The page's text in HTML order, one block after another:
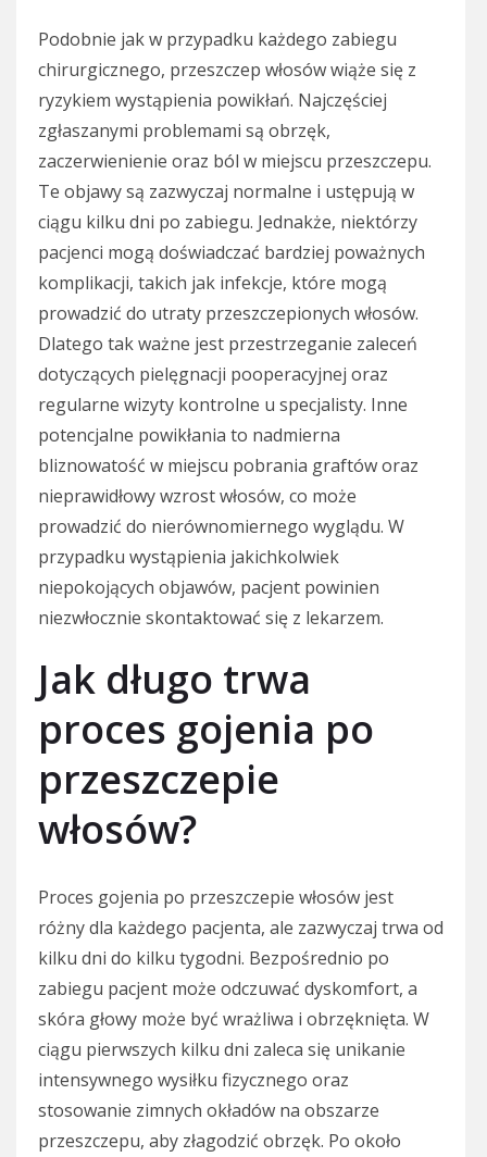
Podobnie jak w przypadku każdego zabiegu
chirurgicznego, przeszczep włosów wiąże się z
ryzykiem wystąpienia powikłań. Najczęściej
zgłaszanymi problemami są obrzęk,
zaczerwienienie oraz ból w miejscu przeszczepu.
Te objawy są zazwyczaj normalne i ustępują w
ciągu kilku dni po zabiegu. Jednakże, niektórzy
pacjenci mogą doświadczać bardziej poważnych
komplikacji, takich jak infekcje, które mogą
prowadzić do utraty przeszczepionych włosów.
Dlatego tak ważne jest przestrzeganie zaleceń
dotyczących pielęgnacji pooperacyjnej oraz
regularne wizyty kontrolne u specjalisty. Inne
potencjalne powikłania to nadmierna
bliznowatość w miejscu pobrania graftów oraz
nieprawidłowy wzrost włosów, co może
prowadzić do nierównomiernego wyglądu. W
przypadku wystąpienia jakichkolwiek
niepokojących objawów, pacjent powinien
niezwłocznie skontaktować się z lekarzem.
Jak długo trwa
proces gojenia po
przeszczepie
włosów?
Proces gojenia po przeszczepie włosów jest
różny dla każdego pacjenta, ale zazwyczaj trwa od
kilku dni do kilku tygodni. Bezpośrednio po
zabiegu pacjent może odczuwać dyskomfort, a
skóra głowy może być wrażliwa i obrzęknięta. W
ciągu pierwszych kilku dni zaleca się unikanie
intensywnego wysiłku fizycznego oraz
stosowanie zimnych okładów na obszarze
przeszczepu, aby złagodzić obrzęk. Po około